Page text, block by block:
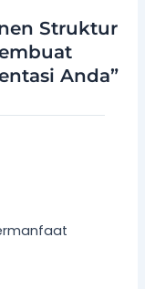
Struktur
Anda”